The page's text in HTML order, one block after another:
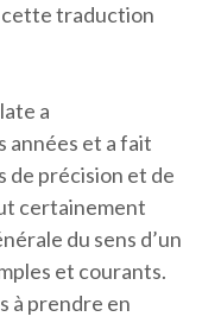
cette traduction
a
années et a fait
de précision et de
certainement
du sens d’un
et courants.
à prendre en